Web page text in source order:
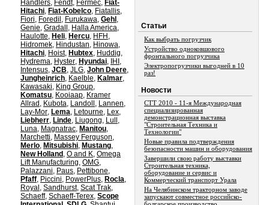
Handlers, Fendt, Fermec, Fiat-
Hitachi, Fiat-Kobelco, Fiatallis,
Fiori, Foredil , Furukawa, Gehl ,
Genie, Gradall , Halla America,
Haulotte, Heli, Hercu, HFH ,
Hidromek, Hindustan, Hinowa,
Hitachi, Hoist, Hubtex, Huddig,
Hydrema, Hyster, Hyundai, IHI ,
Intensus, JCB, JLG, John Deere,
Jungheinrich, Kaelble, Kalmar,
Kawasaki, King Group,
Komatsu, Kooiaap, Kramer
Allrad , Kubota, Landoll , Lannen,
Lay-Mor, Lema, Letourne, Lex,
Liebherr, Linde, Liugong, Lull ,
Luna, Magnatrac, Manitou,
Marchetti, Massey Ferguson,
Merlo, Mitsubishi, Mustang,
New Holland , O and K, Omega
Lift Manufacturing, OMG,
Palazzani, Paus, Pettibone,
Pfaff, Piccini, PowerPlus, Rocla,
Royal , Sandhurst, Scat Trak,
Schaeff, Schaeff-Terex, Scope
Статьи
Как выбрать погрузчик
Устройство одноковшового
фронтального погрузчика
Электропогрузчики выгодней в 10
раз!
Новости
СТТ 2010 - 11-я Международная
специализированная
демонстрационная выставка
"Строительная Техника и
Технологии"
Новые правила подтверждения
безопасности машин и оборудования
Завершили свою работу выставки
Строительная техника,
оборудование и сервис и
Коммерческий транспорт Урала
На Челябинском тракторном заводе
запускают совместное российско-